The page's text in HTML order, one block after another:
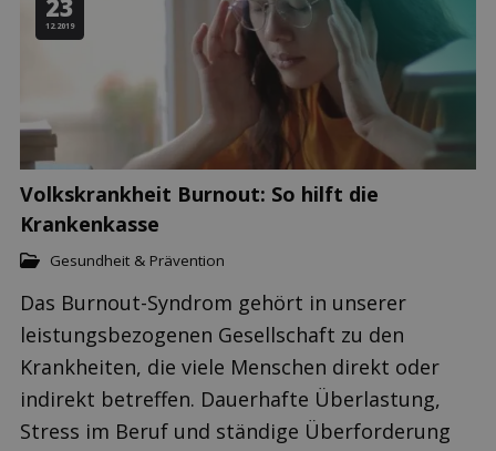
12.2019
Volkskrankheit Burnout: So hilft die
Krankenkasse
Gesundheit & Prävention
Das Burnout-Syndrom gehört in unserer
leistungsbezogenen Gesellschaft zu den
Krankheiten, die viele Menschen direkt oder
indirekt betreffen. Dauerhafte Überlastung,
Stress im Beruf und ständige Überforderung